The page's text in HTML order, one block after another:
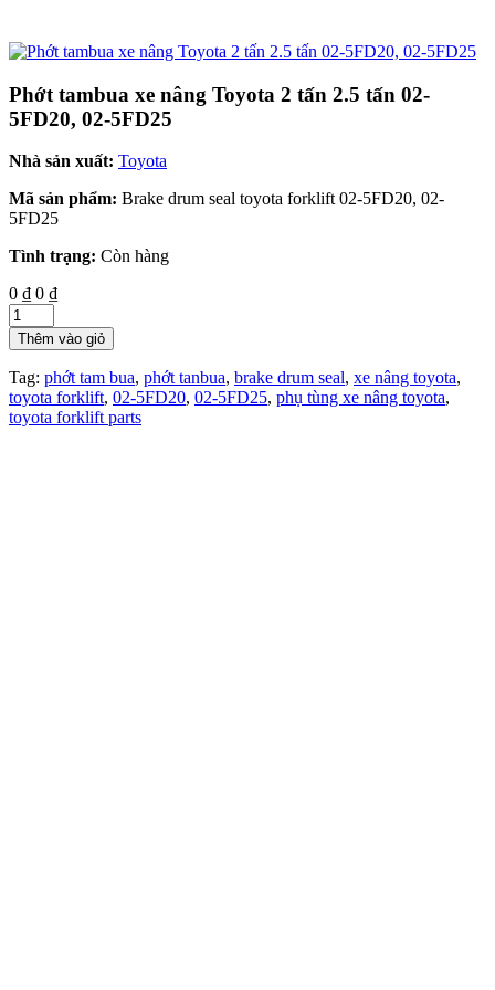
Phớt tambua xe nâng Toyota 2 tấn 2.5 tấn 02-
5FD20, 02-5FD25
Nhà sản xuất: Toyota
Mã sản phẩm: Brake drum seal toyota forklift 02-5FD20, 02-
5FD25
Tình trạng: Còn hàng
0 ₫ 0 ₫
Thêm vào giỏ
Tag: phớt tam bua, phớt tanbua, brake drum seal, xe nâng toyota,
toyota forklift, 02-5FD20, 02-5FD25, phụ tùng xe nâng toyota,
toyota forklift parts